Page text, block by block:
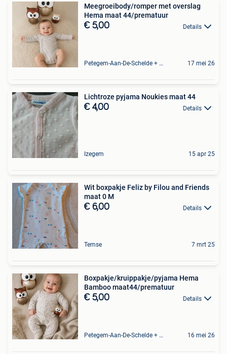
Meegroeibody/romper met overslag
Hema maat 44/prematuur
€ 5,00 Details
Petegem-Aan-De-Schelde + Deel Van Oudenaarde 17 mei 26
Lichtroze pyjama Noukies maat 44
€ 4,00 Details
Izegem 15 apr 25
Wit boxpakje Feliz by Filou and Friends
maat 0 M
€ 6,00 Details
Temse 7 mrt 25
Boxpakje/kruippakje/pyjama Hema
Bamboo maat44/prematuur
€ 5,00 Details
Petegem-Aan-De-Schelde + Deel Van Oudenaarde 16 mei 26